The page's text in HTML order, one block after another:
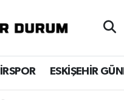
ESKİŞEHİR